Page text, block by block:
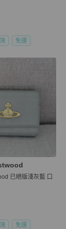
免運
已絕版淺灰藍 口
免運